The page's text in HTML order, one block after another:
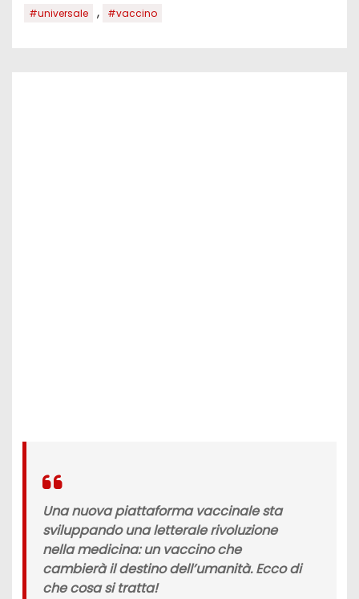
#universale , #vaccino
Una nuova piattaforma vaccinale sta
sviluppando una letterale rivoluzione
nella medicina: un vaccino che
cambierà il destino dell’umanità. Ecco di
che cosa si tratta!